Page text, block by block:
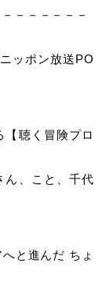
－－－－－－
ッポン放送PO
聴く冒険プロ
ん、こと、千代
と進んだ ちょ